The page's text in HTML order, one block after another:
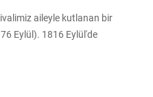
aileyle kutlanan bir
Eylül). 1816 Eylül'de
bize mesaj bırakın, en kısa
Sonbahar Ortası Festivaliniz